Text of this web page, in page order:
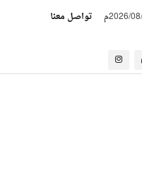
تواصل معنا